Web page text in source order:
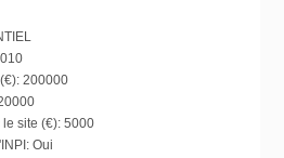
200000
site (€): 5000
Oui